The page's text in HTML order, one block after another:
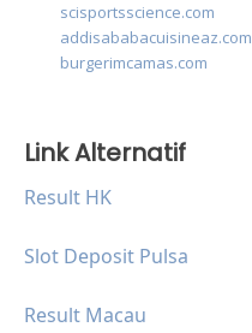
scisportsscience.com
addisababacuisineaz.com
burgerimcamas.com
Link Alternatif
Result HK
Slot Deposit Pulsa
Result Macau